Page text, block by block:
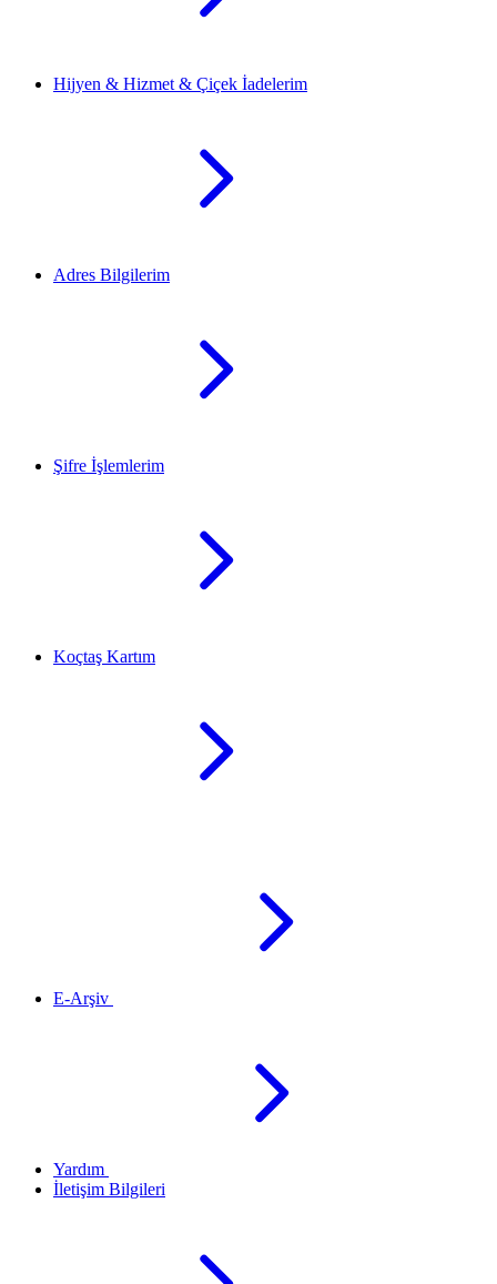
Hijyen & Hizmet & Çiçek İadelerim
Adres Bilgilerim
Şifre İşlemlerim
Koçtaş Kartım
E-Arşiv
Yardım
İletişim Bilgileri